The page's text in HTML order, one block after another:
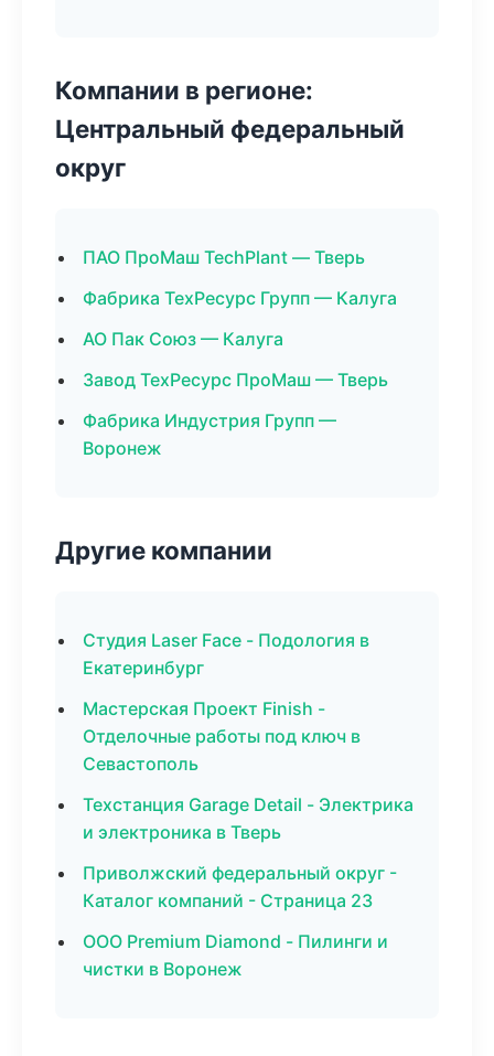
Компании в регионе:
Центральный федеральный
округ
ПАО ПроМаш TechPlant — Тверь
Фабрика ТехРесурс Групп — Калуга
АО Пак Союз — Калуга
Завод ТехРесурс ПроМаш — Тверь
Фабрика Индустрия Групп —
Воронеж
Другие компании
Студия Laser Face - Подология в
Екатеринбург
Мастерская Проект Finish -
Отделочные работы под ключ в
Севастополь
Техстанция Garage Detail - Электрика
и электроника в Тверь
Приволжский федеральный округ -
Каталог компаний - Страница 23
ООО Premium Diamond - Пилинги и
чистки в Воронеж